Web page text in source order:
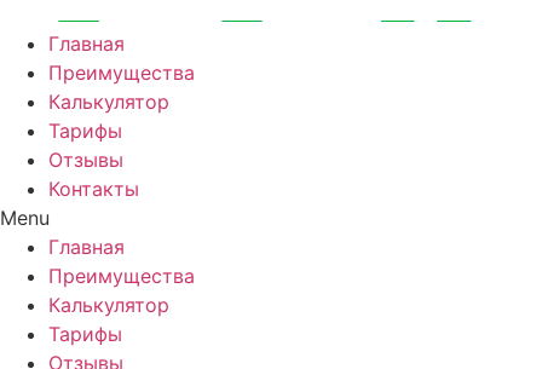
Перейти
содержимому
Главная
Преимущества
Калькулятор
Тарифы
Отзывы
Контакты
Menu
Главная
Преимущества
Калькулятор
Тарифы
Отзывы